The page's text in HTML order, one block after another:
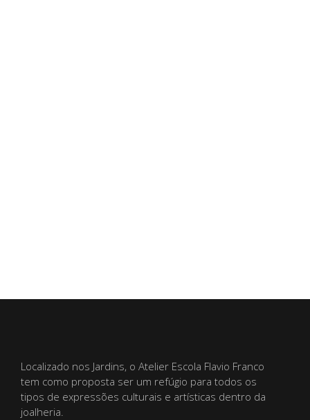
Localizado nos Jardins, o Atelier Escola Flavio Franco
tem como proposta ser um refúgio para todos os
tipos de expressões culturais e artísticas dentro da
joalheria.